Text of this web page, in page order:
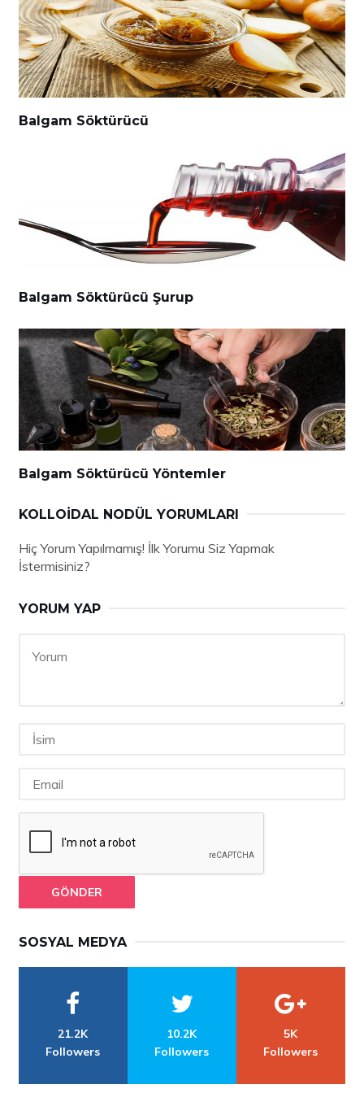
Balgam Söktürücü
Balgam Söktürücü Şurup
Balgam Söktürücü Yöntemler
KOLLOIDAL NODÜL YORUMLARI
Hiç Yorum Yapılmamış! İlk Yorumu Siz Yapmak
İstermisiniz?
YORUM YAP
GÖNDER
SOSYAL MEDYA
21.2K
Followers
10.2K
Followers
5K
Followers